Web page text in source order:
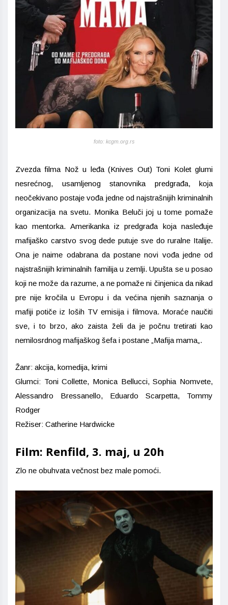
foto: kcgm.org.rs
Zvezda filma Nož u leđa (Knives Out) Toni Kolet glumi
nesrećnog, usamljenog stanovnika predgrađa, koja
neočekivano postaje vođa jedne od najstrašnijih kriminalnih
organizacija na svetu. Monika Beluči joj u tome pomaže
kao mentorka. Amerikanka iz predgrađa koja nasleđuje
mafijaško carstvo svog dede putuje sve do ruralne Italije.
Ona je naime odabrana da postane novi vođa jedne od
najstrašnijih kriminalnih familija u zemlji. Upušta se u posao
koji ne može da razume, a ne pomaže ni činjenica da nikad
pre nije kročila u Evropu i da većina njenih saznanja o
mafiji potiče iz loših TV emisija i filmova. Moraće naučiti
sve, i to brzo, ako zaista želi da je počnu tretirati kao
nemilosrdnog mafijaškog šefa i postane „Mafija mama„.
Žanr: akcija, komedija, krimi
Glumci: Toni Collette, Monica Bellucci, Sophia Nomvete,
Alessandro Bressanello, Eduardo Scarpetta, Tommy
Rodger
Režiser: Catherine Hardwicke
Film: Renfild, 3. maj, u 20h
Zlo ne obuhvata večnost bez male pomoći.